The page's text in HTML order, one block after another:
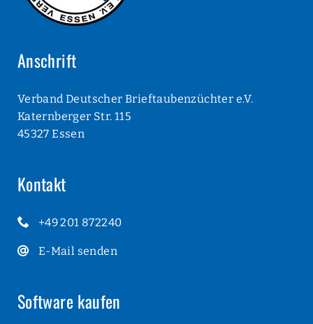
Anschrift
Verband Deutscher Brieftaubenzüchter e.V.
Katernberger Str. 115
45327 Essen
Kontakt
+49 201 872240
E-Mail senden
Software kaufen